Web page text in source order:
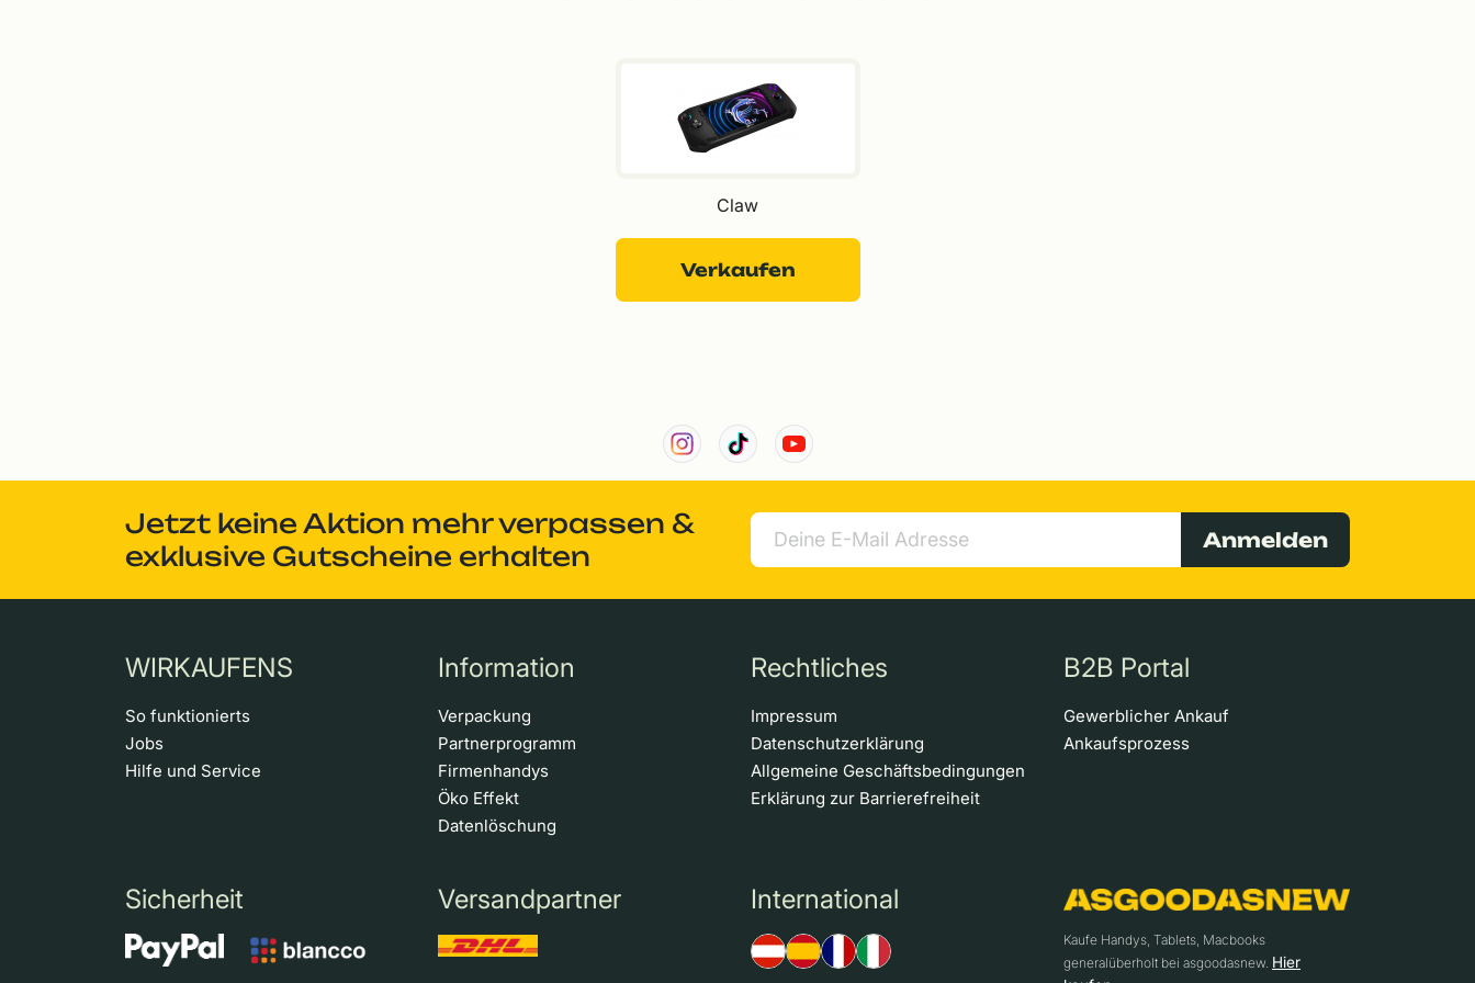
Claw
Verkaufen
Jetzt keine Aktion mehr verpassen &
exklusive Gutscheine erhalten
Anmelden
WIRKAUFENS
So funktionierts
Jobs
Hilfe und Service
Information
Verpackung
Partnerprogramm
Firmenhandys
Öko Effekt
Datenlöschung
Rechtliches
Impressum
Datenschutzerklärung
Allgemeine Geschäftsbedingungen
Erklärung zur Barrierefreiheit
B2B Portal
Gewerblicher Ankauf
Ankaufsprozess
Sicherheit Versandpartner International
Kaufe Handys, Tablets, Macbooks
generalüberholt bei asgoodasnew. Hier